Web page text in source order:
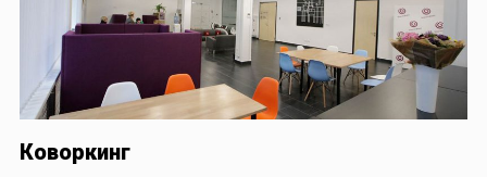
Коворкинг